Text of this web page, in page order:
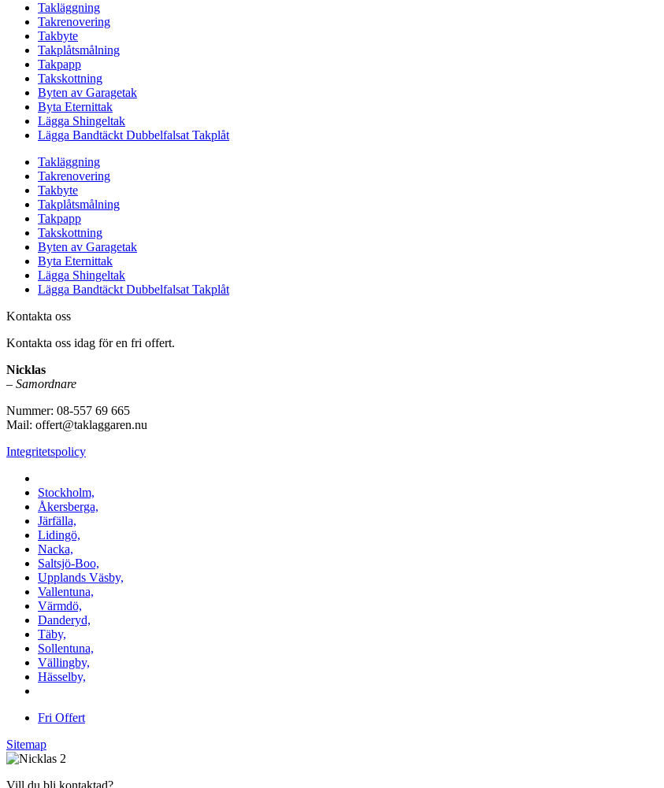
Takläggning
Takrenovering
Takbyte
Takplåtsmålning
Takpapp
Takskottning
Byten av Garagetak
Byta Eternittak
Lägga Shingeltak
Lägga Bandtäckt Dubbelfalsat Takplåt
Takläggning
Takrenovering
Takbyte
Takplåtsmålning
Takpapp
Takskottning
Byten av Garagetak
Byta Eternittak
Lägga Shingeltak
Lägga Bandtäckt Dubbelfalsat Takplåt
Kontakta oss
Kontakta oss idag för en fri offert.
Nicklas
– Samordnare
Nummer: 08-557 69 665
Mail: offert@taklaggaren.nu
Integritetspolicy
Stockholm,
Åkersberga,
Järfälla,
Lidingö,
Nacka,
Saltsjö-Boo,
Upplands Väsby,
Vallentuna,
Värmdö,
Danderyd,
Täby,
Sollentuna,
Vällingby,
Hässelby,
Fri Offert
Sitemap